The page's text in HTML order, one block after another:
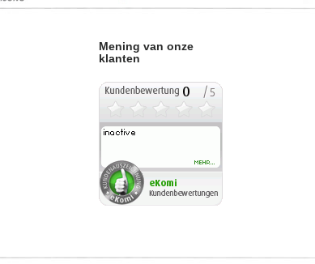
Mening van onze
klanten